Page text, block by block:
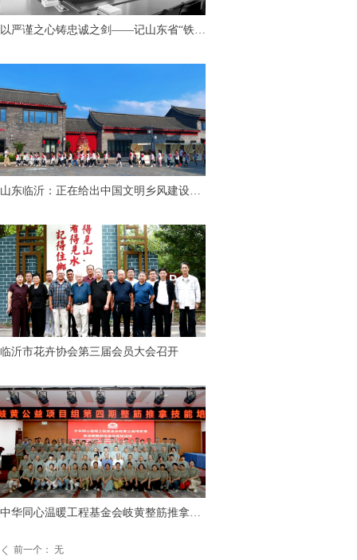
以严谨之心铸忠诚之剑——记山东省“铁纪
山东临沂：正在给出中国文明乡风建设
临沂市花卉协会第三届会员大会召开
中华同心温暖工程基金会岐黄整筋推拿技
ꄴ 前一个： 无